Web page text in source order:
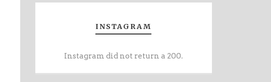
INSTAGRAM
Instagram did not return a 200.